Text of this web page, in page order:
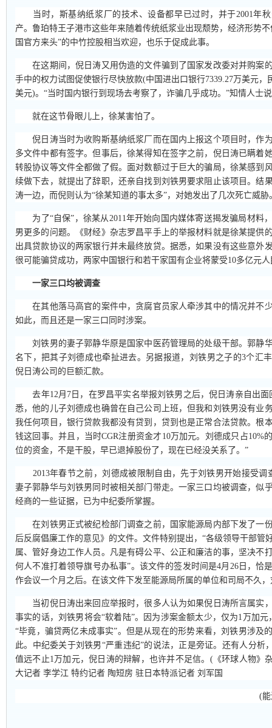
当时，斯基纳纸浆厂的技术、设备都早已过时，并于2001年秋
产。鲁珀特王子港市这些年来随着传统纸浆业出现颓势，经济形势
国官方来头”的中竹控股相当欢迎，也乐于促成此事。
在这期间，倪日涛又用伪造的文件骗到了国家发改委对并购案
手中的权力试图促使银行尽快放款(中国进出口银行7339.27万美元，
美元)。“当时国内银行到现场去考察了，诈骗几乎成功。”知情人士
就在这节骨眼儿上，徐某害怕了。
倪日涛当时为收购斯基纳纸浆厂而在国内上报这个项目时，作
多文件中都有签字。但事后，徐某得知在签字之前，倪日涛已瞒着
转股协议等文件全都做了假。面对数额过于巨大的骗局，徐某感到
续做下去，就提出了辞职，还亲自找到刘铁男要求阻止该项目。结
涛一边，而倪则认为“徐某知道的事太多”，对她发出了几次死亡威胁
为了“自保”，徐某从2011年开始向国内媒体寄送揭发骗局材料
男更多的问题。《财经》杂志罗昌平手上的举报材料就是徐某提供
出具贷款协议的两家银行并未最终放贷。据悉，如果没有这些意外
很可能骗贷成功，两家中国银行和若干家国有企业将蒙受10多亿元
一家三口均被调查
在其他落马高官的案件中，贪腐官员家人牵涉其中的情况并不
如此，而且还是一家三口同时涉案。
刘铁男的妻子郭静华原是国家中医药管理局的处级干部。郭静
名下，把其子刘德成也牵扯进去。另据报道，刘铁男之子的3个汇
倪日涛公司的巨额汇款。
去年12月7日，在罗昌平实名举报刘铁男之后，倪日涛亲自出面
悉，他的儿子刘德成也确曾在自己公司上班，但我和刘铁男没有业
我任何项目，银行贷款我都没有贷到，贷到也是正常合法贷款。根
钱这回事。并且，当时CGR注册资金才10万加元。刘德成只占10%
位的资金，不是干股，早已退掉股份了，现在已经没关系了。”
2013年春节之前，刘德成被限制自由，先于刘铁男开始接受调
妻子郭静华与刘铁男同时被相关部门带走。一家三口均被调查，似
经商的一些证据，已为中纪委所掌握。
在刘铁男正式被纪检部门调查之前，国家能源局内部下发了一
后反腐倡廉工作的意见》的文件。文件特别提出，“各级领导干部管
属、管好身边工作人员。凡是有碍公平、公正和廉洁的事，坚决不
何人不准打着领导旗号办私事”。该文件的签发时间是4月26日，恰
作会议一个月之后。在该文件下发至能源局所属的单位和司局不久
当初倪日涛出来回应举报时，很多人认为如果倪日涛所言属实
事实的话，刘铁男将会“软着陆”。因为涉案金额太少，仅为1万加元
“毕竟，骗贷两亿未成事实”。但是从现在的形势来看，刘铁男涉及
此。中纪委关于刘铁男“严重违纪”的说法，正是旁证。还有人分析
值远不止1万加元，倪日涛的辩解，也许并不足信。(《环球人物》
大记者 李学江 特约记者 陶短房 驻日本特派记者 刘军国
(